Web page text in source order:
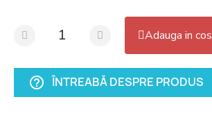
Adauga in cos
help_outline ÎNTREABĂ DESPRE PRODUS